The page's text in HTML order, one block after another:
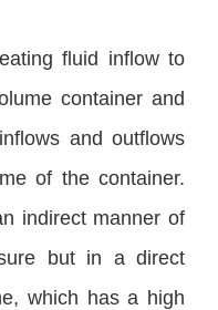
fluid inflow to
container and
and outflows
of the container.
indirect manner of
but in a direct
which has a high